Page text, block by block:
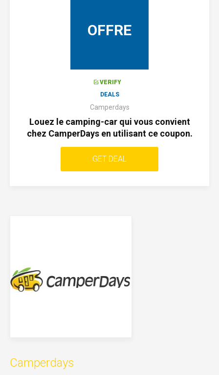
OFFRE
VERIFY
DEALS
Camperdays
Louez le camping-car qui vous convient
chez CamperDays en utilisant ce coupon.
GET DEAL
Camperdays